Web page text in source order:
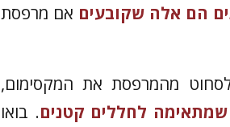
הם אלה שקובעים אם מרפסת
מהמרפסת את המקסימום,
שמתאימה לחללים קטנים. בואו